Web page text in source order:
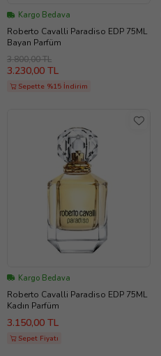
Kargo Bedava
Roberto Cavalli Paradiso EDP 75ML
Bayan Parfüm
3.800,00 TL
3.230,00 TL
Sepette %15 İndirim
Kargo Bedava
Roberto Cavalli Paradiso EDP 75ML
Kadın Parfüm
3.150,00 TL
Sepet Fiyatı